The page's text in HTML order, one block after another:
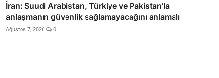
İran: Suudi Arabistan, Türkiye ve Pakistan’la
anlaşmanın güvenlik sağlamayacağını anlamalı
Ağustos 7, 2026 0